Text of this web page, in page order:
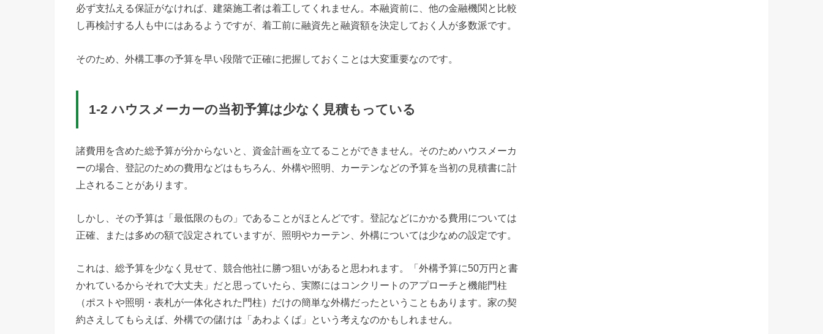
必ず支払える保証がなければ、建築施工者は着工してくれません。本融資前に、他の金融機関と比較
し再検討する人も中にはあるようですが、着工前に融資先と融資額を決定しておく人が多数派です。
そのため、外構工事の予算を早い段階で正確に把握しておくことは大変重要なのです。
1-2 ハウスメーカーの当初予算は少なく見積もっている
諸費用を含めた総予算が分からないと、資金計画を立てることができません。そのためハウスメーカ
ーの場合、登記のための費用などはもちろん、外構や照明、カーテンなどの予算を当初の見積書に計
上されることがあります。
しかし、その予算は「最低限のもの」であることがほとんどです。登記などにかかる費用については
正確、または多めの額で設定されていますが、照明やカーテン、外構については少なめの設定です。
これは、総予算を少なく見せて、競合他社に勝つ狙いがあると思われます。「外構予算に50万円と書
かれているからそれで大丈夫」だと思っていたら、実際にはコンクリートのアプローチと機能門柱
（ポストや照明・表札が一体化された門柱）だけの簡単な外構だったということもあります。家の契
約さえしてもらえば、外構での儲けは「あわよくば」という考えなのかもしれません。